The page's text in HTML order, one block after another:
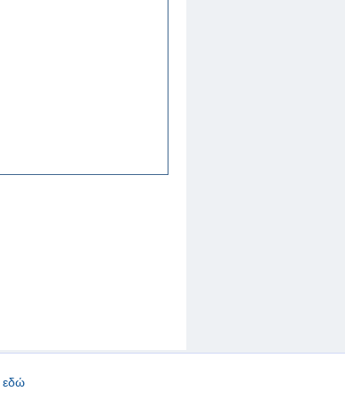
εδώ